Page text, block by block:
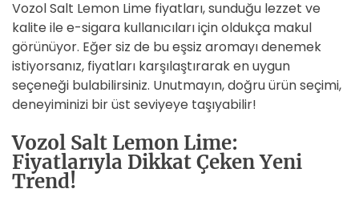
Vozol Salt Lemon Lime fiyatları, sunduğu lezzet ve
kalite ile e-sigara kullanıcıları için oldukça makul
görünüyor. Eğer siz de bu eşsiz aromayı denemek
istiyorsanız, fiyatları karşılaştırarak en uygun
seçeneği bulabilirsiniz. Unutmayın, doğru ürün seçimi,
deneyiminizi bir üst seviyeye taşıyabilir!
Vozol Salt Lemon Lime:
Fiyatlarıyla Dikkat Çeken Yeni
Trend!